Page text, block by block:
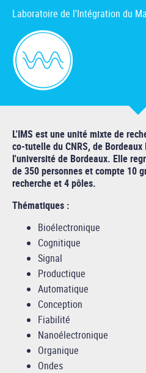
Laboratoire de l'Intégration du
L'IMS est une unité mixte de
co-tutelle du CNRS, de Bordeaux
l'université de Bordeaux. Elle
de 350 personnes et compte 10
recherche et 4 pôles.
Thématiques :
Bioélectronique
Cognitique
Signal
Productique
Automatique
Conception
Fiabilité
Nanoélectronique
Organique
Ondes